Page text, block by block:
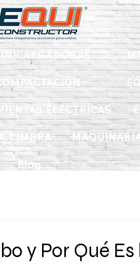
ELÉCTRICAS
CIMBRA
Blog
y Por Qué Es